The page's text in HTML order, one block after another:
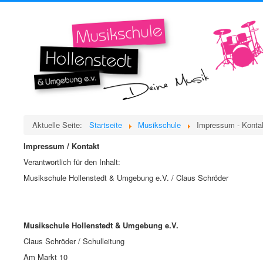
Aktuelle Seite: Startseite Musikschule
Impressum -
Impressum / Kontakt
Verantwortlich für den Inhalt:
Musikschule Hollenstedt & Umgebung e.V. / Claus Schröder
Musikschule Hollenstedt & Umgebung e.V.
Claus Schröder / Schulleitung
Am Markt 10